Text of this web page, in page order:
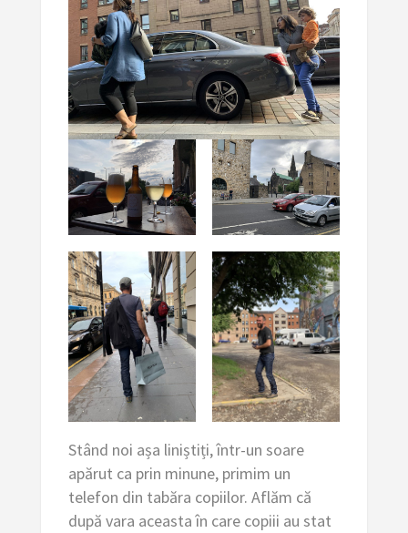
Stând noi așa liniștiți, într-un soare
apărut ca prin minune, primim un
telefon din tabăra copiilor. Aflăm că
după vara aceasta în care copiii au stat